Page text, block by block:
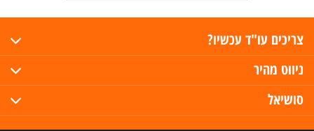
צריכים עו"ד עכשיו?
ניווט מהיר
סושיאל